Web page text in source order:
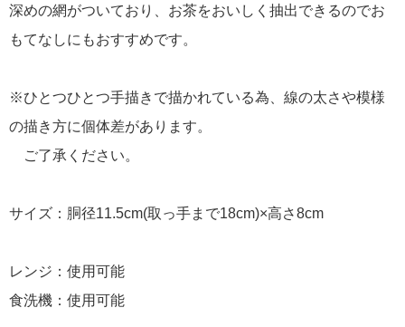
深めの網がついており、お茶をおいしく抽出できるのでお
もてなしにもおすすめです。
※ひとつひとつ手描きで描かれている為、線の太さや模様
の描き方に個体差があります。
ご了承ください。
サイズ：胴径11.5cm(取っ手まで18cm)×高さ8cm
レンジ：使用可能
食洗機：使用可能